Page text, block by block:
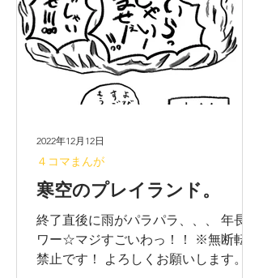
寒空のプレイランド。
終了直後に雨がパラパラ、、、 年長パ
ワー☆マジすごいわっ！！ ※無断転載
禁止です！ よろしくお願いします。
４コマまんが
2022年12月12日